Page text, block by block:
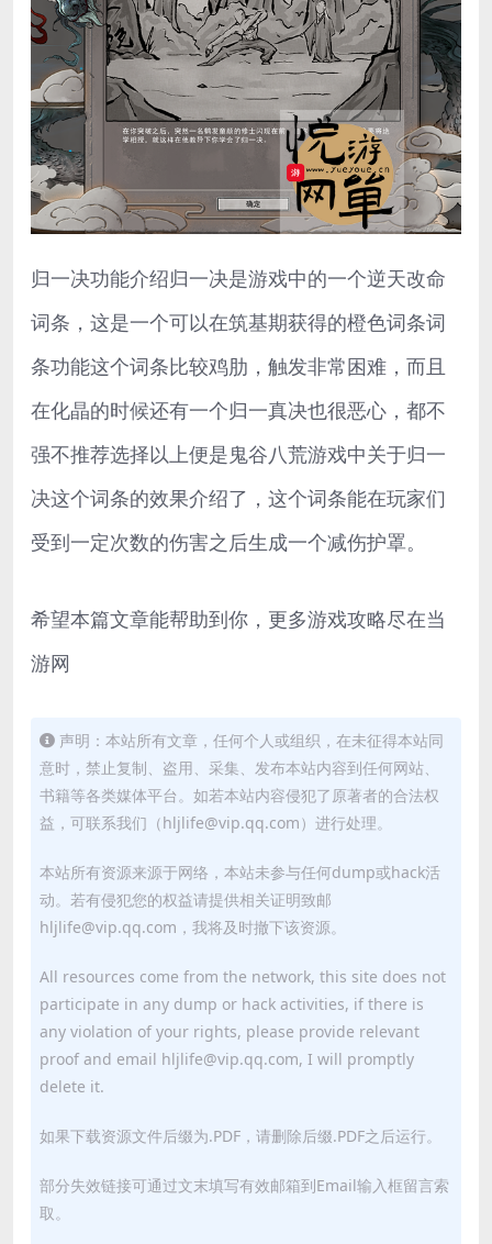
归一决功能介绍归一决是游戏中的一个逆天改命
词条，这是一个可以在筑基期获得的橙色词条词
条功能这个词条比较鸡肋，触发非常困难，而且
在化晶的时候还有一个归一真决也很恶心，都不
强不推荐选择以上便是鬼谷八荒游戏中关于归一
决这个词条的效果介绍了，这个词条能在玩家们
受到一定次数的伤害之后生成一个减伤护罩。
希望本篇文章能帮助到你，更多游戏攻略尽在当
游网
声明：本站所有文章，任何个人或组织，在未征得本站同
意时，禁止复制、盗用、采集、发布本站内容到任何网站、
书籍等各类媒体平台。如若本站内容侵犯了原著者的合法权
益，可联系我们（hljlife@vip.qq.com）进行处理。
本站所有资源来源于网络，本站未参与任何dump或hack活
动。若有侵犯您的权益请提供相关证明致邮
hljlife@vip.qq.com，我将及时撤下该资源。
All resources come from the network, this site does not
participate in any dump or hack activities, if there is
any violation of your rights, please provide relevant
proof and email hljlife@vip.qq.com, I will promptly
delete it.
如果下载资源文件后缀为.PDF，请删除后缀.PDF之后运行。
部分失效链接可通过文末填写有效邮箱到Email输入框留言索
取。